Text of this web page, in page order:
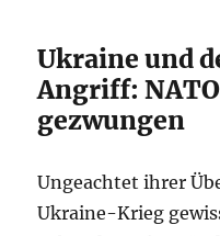
Ukraine und
Angriff:
gezwungen
Ungeachtet ihrer
Ukraine-Krieg